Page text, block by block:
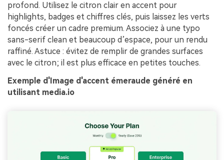
profond. Utilisez le citron clair en accent pour
highlights, badges et chiffres clés, puis laissez les verts
foncés créer un cadre premium. Associez à une typo
sans-serif clean et beaucoup d’espace, pour un rendu
raffiné. Astuce : évitez de remplir de grandes surfaces
avec le citron; il est plus efficace en petites touches.
Exemple d'Image d'accent émeraude généré en
utilisant media.io